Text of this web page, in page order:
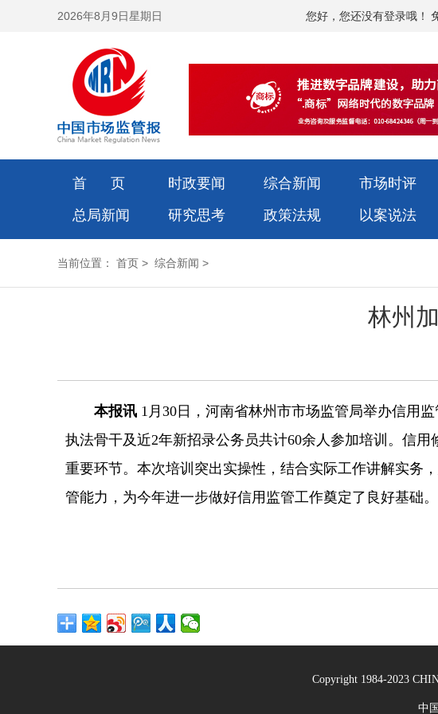
2026年8月9日星期日 您好，您还没有登录哦！
首 页 时政要闻 综合新闻 市场时评
总局新闻
研究思考 政策法规 以案说法
当前位置： 首页 > 综合新闻 >
林州
本报讯 1月30日，河南省林州市市场监管局举办信用
执法骨干及近2年新招录公务员共计60余人参加培训。信
重要环节。本次培训突出实操性，结合实际工作讲解实务
管能力，为今年进一步做好信用监管工作奠定了良好基础。
Copyright 1984-2023
中